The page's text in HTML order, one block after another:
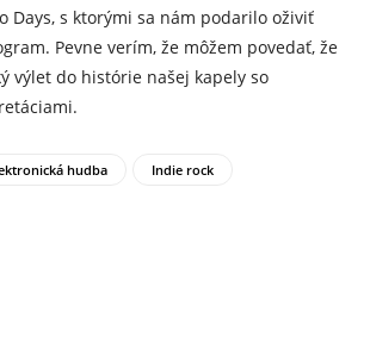
Days, s ktorými sa nám podarilo oživiť
Pevne verím, že môžem povedať, že
výlet do histórie našej kapely so
hudba Indie rock